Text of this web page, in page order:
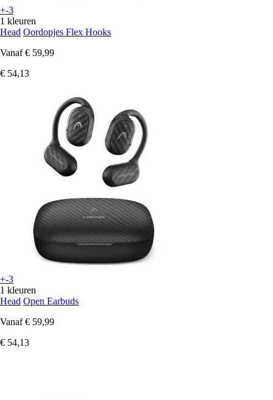
+-3
1 kleuren
Head Oordopjes Flex Hooks
Vanaf € 59,99
€ 54,13
+-3
1 kleuren
Head Open Earbuds
Vanaf € 59,99
€ 54,13